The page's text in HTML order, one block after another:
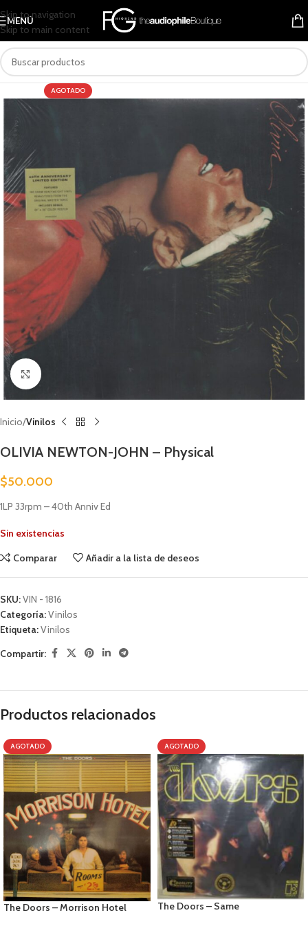
Skip to navigation
Skip to main content
MENÚ
AGOTADO
Clic para ampliar
Inicio Vinilos
OLIVIA NEWTON-JOHN – Physical
$50.000
1LP 33rpm – 40th Anniv Ed
Sin existencias
Comparar
Añadir a la lista de deseos
SKU:VIN - 1816
Categoría:Vinilos
Etiqueta:Vinilos
Compartir:
Productos relacionados
AGOTADO
The Doors – Morrison Hotel
AGOTADO
The Doors – Same